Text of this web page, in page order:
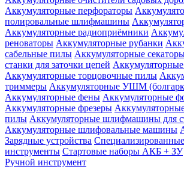
Аккумуляторные перфораторы
полировальные шлифмашины
Аккумуляторные радиоприёмники
реноваторы Аккумуляторные рубанки
сабельные пилы Аккумуляторные
станки для заточки цепей
Аккумуляторные торцовочные пилы
триммеры Аккумуляторные УШМ
Аккумуляторные фены Аккумуляторные
Аккумуляторные фрезеры
пилы Аккумуляторные шлифмашины для
Аккумуляторные шлифовальные машины
Зарядные устройства
инструменты Стартовые наборы АКБ + ЗУ
Ручной инструмент